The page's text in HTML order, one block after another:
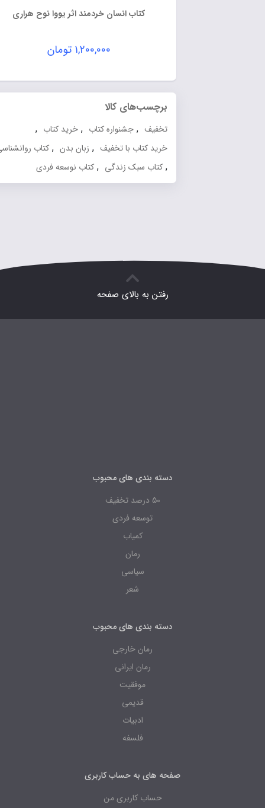
کتاب انسان خردمند اثر یووا نوح هراری
۱,۲۰۰,۰۰۰تومان
برچسب‌های کالا
,جشنواره کتاب ,خرید کتاب ,
خرید کتاب با تخفیف ,زبان بدن ,کتاب روانشناسی
کتاب سبک زندگی ,کتاب نوسعه فردی
رفتن به بالای صفحه
دسته بندی های محبوب
توسعه فردی
دسته بندی های محبوب
رمان خارجی
رمان ایرانی
صفحه های به حساب کاربری
حساب کاربری من